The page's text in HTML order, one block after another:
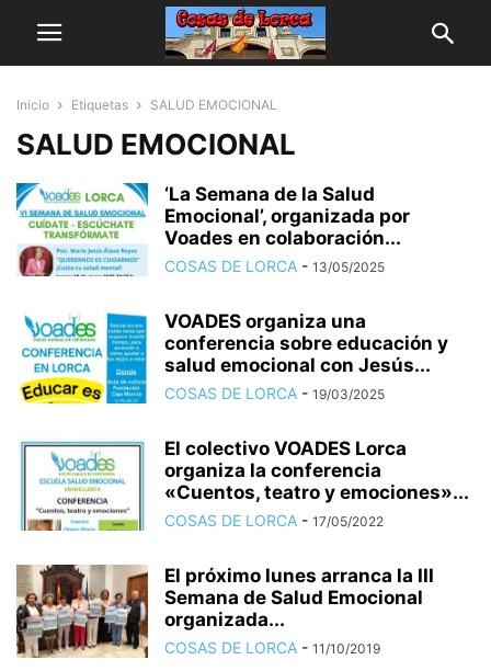
Inicio Etiquetas SALUD EMOCIONAL
SALUD EMOCIONAL
‘La Semana de la Salud
Emocional’, organizada por
Voades en colaboración...
COSAS DE LORCA - 13/05/2025
VOADES organiza una
conferencia sobre educación y
salud emocional con Jesús...
COSAS DE LORCA - 19/03/2025
El colectivo VOADES Lorca
organiza la conferencia
«Cuentos, teatro y emociones»...
COSAS DE LORCA - 17/05/2022
El próximo lunes arranca la III
Semana de Salud Emocional
organizada...
COSAS DE LORCA - 11/10/2019